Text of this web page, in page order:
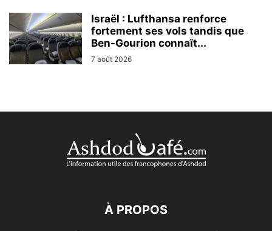
Israël : Lufthansa renforce
fortement ses vols tandis que
Ben-Gourion connaît...
7 août 2026
À PROPOS